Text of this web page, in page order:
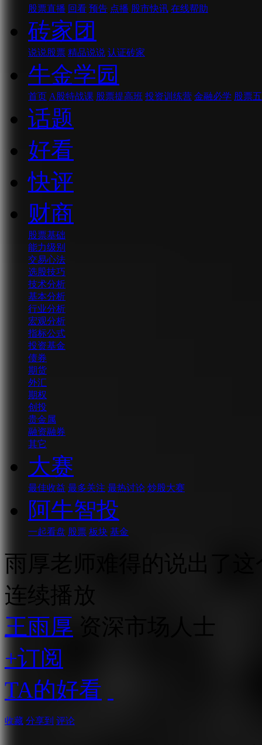
股票直播 回看 预告 点播 股市快讯 在线帮助
砖家团
说说股票 精品说说 认证砖家
牛金学园
首页 A股特战课 股票提高班 投资训练营 金融必学 股票
话题
好看
快评
财商
股票基础
能力级别
交易心法
选股技巧
技术分析
基本分析
行业分析
宏观分析
指标公式
投资基金
债券
期货
外汇
期权
创投
贵金属
融资融券
其它
大赛
最佳收益 最多关注 最热讨论 炒股大赛
阿牛智投
一起看盘 股票 板块 基金
雨厚老师难得的说出了
连续播放
王雨厚
资深市场人士
+订阅
TA的好看
收藏 分享到 评论